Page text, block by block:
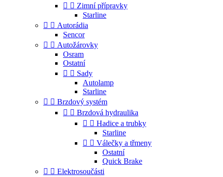
  Zimní přípravky
Starline
  Autorádia
Sencor
  Autožárovky
Osram
Ostatní
  Sady
Autolamp
Starline
  Brzdový systém
  Brzdová hydraulika
  Hadice a trubky
Starline
  Válečky a třmeny
Ostatní
Quick Brake
  Elektrosoučásti